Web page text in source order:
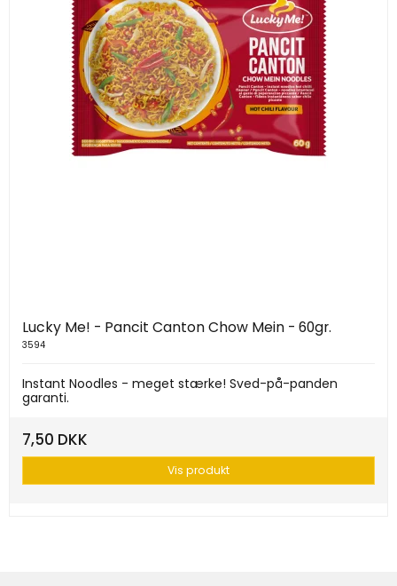
Lucky Me! - Pancit Canton Chow Mein - 60gr.
3594
Instant Noodles - meget stærke! Sved-på-panden
garanti.
7,50 DKK
Vis produkt